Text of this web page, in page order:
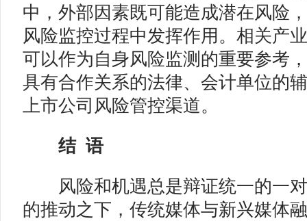
中，外部因素既可能造成潜在风险
风险监控过程中发挥作用。相关产
可以作为自身风险监测的重要参考
具有合作关系的法律、会计单位的
上市公司风险管控渠道。
结 语
风险和机遇总是辩证统一的一对
的推动之下，传统媒体与新兴媒体